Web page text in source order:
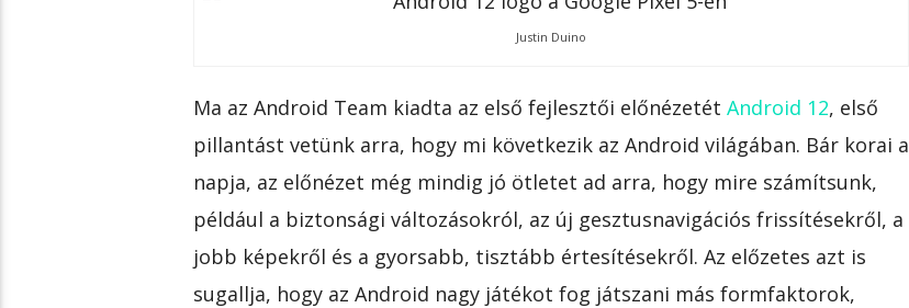
Justin Duino
Ma az Android Team kiadta az első fejlesztői előnézetét Android 12, első
pillantást vetünk arra, hogy mi következik az Android világában. Bár korai a
napja, az előnézet még mindig jó ötletet ad arra, hogy mire számítsunk,
például a biztonsági változásokról, az új gesztusnavigációs frissítésekről, a
jobb képekről és a gyorsabb, tisztább értesítésekről. Az előzetes azt is
sugallja, hogy az Android nagy játékot fog játszani más formfaktorok,